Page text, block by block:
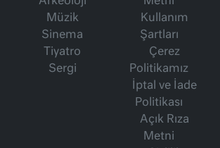
Müzik
Sinema
Tiyatro
Sergi
Kullanım
Şartları
Çerez
Politikamız
İptal ve İade
Politikası
Açık Rıza
Metni